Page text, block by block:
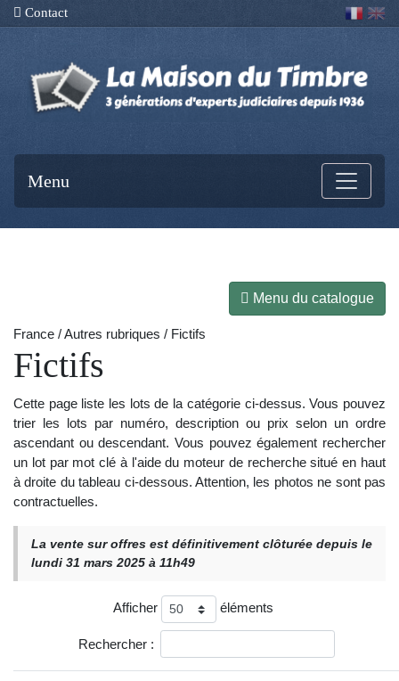
Contact
Menu
Menu du catalogue
France / Autres rubriques / Fictifs
Fictifs
Cette page liste les lots de la catégorie ci-dessus. Vous pouvez
trier les lots par numéro, description ou prix selon un ordre
ascendant ou descendant. Vous pouvez également rechercher
un lot par mot clé à l'aide du moteur de recherche situé en haut
à droite du tableau ci-dessous. Attention, les photos ne sont pas
contractuelles.
La vente sur offres est définitivement clôturée depuis le
lundi 31 mars 2025 à 11h49
Afficher éléments
Rechercher :